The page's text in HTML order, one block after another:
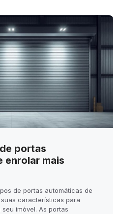
portas
enrolar mais
de portas automáticas de
características para
imóvel. As portas